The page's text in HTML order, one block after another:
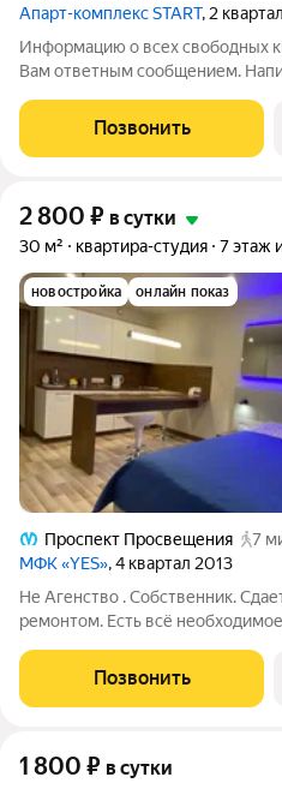
Апарт-комплекс START, 2
Информацию о всех свободных
Вам ответным сообщением.
разместить человек. В
квартир на Ваши даты и
Позвонить
2 800 ₽ в сутки
30 м² квартира-студия 7 этаж
новостройка онлайн показ
Проспект Просвещения
7
МФК «YES», 4 квартал 2013
Не Агенство . Собственник.
ремонтом. Есть всё
входит в цену. Цена меняется
дня недели и количества
Позвонить
1 800 ₽ в сутки